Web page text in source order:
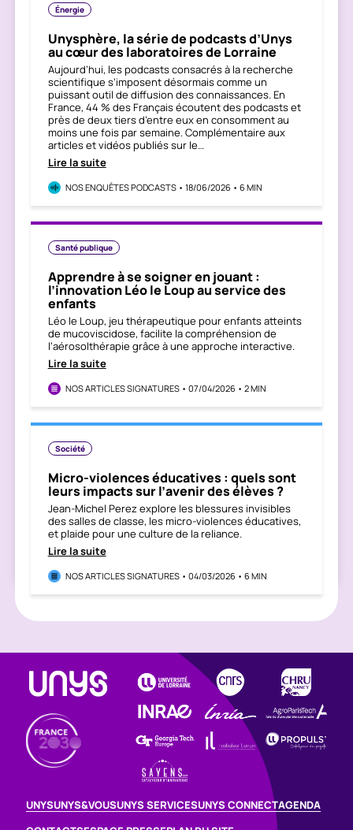
Énergie
Unysphère, la série de podcasts d’Unys
au cœur des laboratoires de Lorraine
Aujourd’hui, les podcasts consacrés à la recherche
scientifique s’imposent désormais comme un
puissant outil de diffusion des connaissances. En
France, 44 % des Français écoutent des podcasts et
près de deux tiers d’entre eux en consomment au
moins une fois par semaine. Complémentaire aux
articles et vidéos publiés sur le…
Lire la suite
NOS ENQUÊTES PODCASTS • 18/06/2026 • 6 MIN
Santé publique
Apprendre à se soigner en jouant :
l’innovation Léo le Loup au service des
enfants
Léo le Loup, jeu thérapeutique pour enfants atteints
de mucoviscidose, facilite la compréhension de
l’aérosolthérapie grâce à une approche interactive.
Lire la suite
NOS ARTICLES SIGNATURES • 07/04/2026 • 2 MIN
Société
Micro-violences éducatives : quels sont
leurs impacts sur l’avenir des élèves ?
Jean-Michel Perez explore les blessures invisibles
des salles de classe, les micro-violences éducatives,
et plaide pour une culture de la reliance.
Lire la suite
NOS ARTICLES SIGNATURES • 04/03/2026 • 6 MIN
UNYSUNYS&VOUSUNYS SERVICESUNYS CONNECTAGENDA